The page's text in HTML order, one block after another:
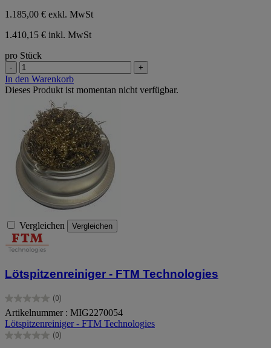
1.185,00 € exkl. MwSt
1.410,15 € inkl. MwSt
pro Stück
- +
In den Warenkorb
Dieses Produkt ist momentan nicht verfügbar.
Vergleichen Vergleichen
Lötspitzenreiniger - FTM Technologies
(0)
0.0
von
5
Sternen.
Artikelnummer : MIG2270054
Lötspitzenreiniger - FTM Technologies
(0)
0.0